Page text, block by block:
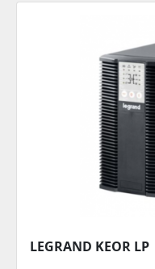
LEGRAND KEOR LP